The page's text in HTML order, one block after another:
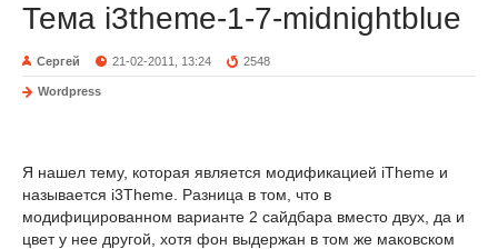
Тема i3theme-1-7-midnightblue
Сергей 21-02-2011, 13:24 2548
Wordpress
Я нашел тему, которая является модификацией iTheme и
называется i3Theme. Разница в том, что в
модифицированном варианте 2 сайдбара вместо двух, да и
цвет у нее другой, хотя фон выдержан в том же маковском